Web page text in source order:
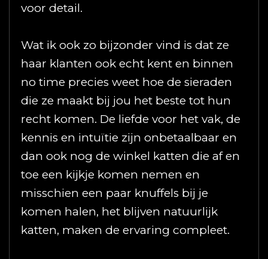
voor detail.
Wat ik ook zo bijzonder vind is dat ze
haar klanten ook echt kent en binnen
no time precies weet hoe de sieraden
die ze maakt bij jou het beste tot hun
recht komen. De liefde voor het vak, de
kennis en intuïtie zijn onbetaalbaar en
dan ook nog de winkel katten die af en
toe een kijkje komen nemen en
misschien een paar knuffels bij je
komen halen, het blijven natuurlijk
katten, maken de ervaring compleet.